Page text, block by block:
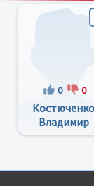
0 0
Костюченко
Владимир
Яковлевич